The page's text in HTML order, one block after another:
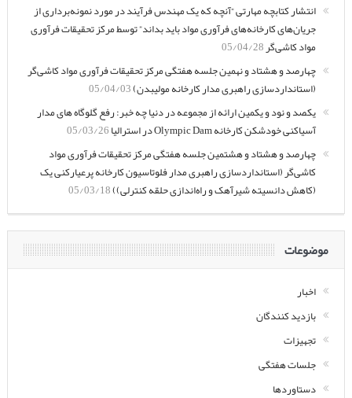
انتشار کتابچه مهارتی “آنچه که یک مهندس فرآیند در مورد نمونه‌برداری از
جریان‌های کارخانه‌های فرآوری مواد باید بداند” توسط مرکز تحقیقات فرآوری
مواد کاشی‌گر05/04/28
چهارصد و هشتاد و نهمین جلسه هفتگی مرکز تحقیقات فرآوری مواد کاشی‌گر
(استانداردسازی راهبری مدار کارخانه مولیبدن)05/04/03
یکصد و نود و یکمین ارائه از مجموعه در دنیا چه خبر: رفع گلوگاه های مدار
آسیاکنی خودشکن کارخانه Olympic Dam در استرالیا
05/03/26
چهارصد و هشتاد و هشتمین جلسه هفتگی مرکز تحقیقات فرآوری مواد
کاشی‌گر (استانداردسازی راهبری مدار فلوتاسیون کارخانه پرعیارکنی یک
(کاهش دانسیته شیرآهک و راه‌اندازی حلقه کنترلی))05/03/18
موضوعات
اخبار
بازدید کنندگان
تجهیزات
جلسات هفتگی
دستاوردها